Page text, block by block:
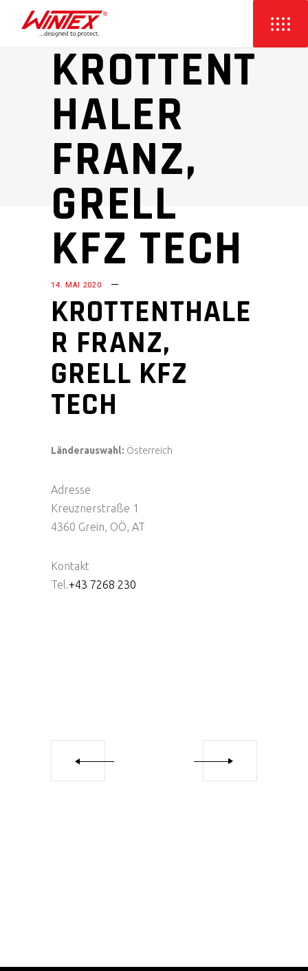
KROTTENT
HALER
FRANZ,
GRELL
KFZ TECH
14. MAI 2020
KROTTENTHALE
R FRANZ,
GRELL KFZ
TECH
Länderauswahl: Österreich
Adresse
Kreuznerstraße 1
4360 Grein, OÖ, AT
Kontakt
Tel.+43 7268 230